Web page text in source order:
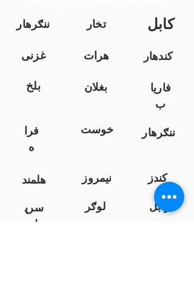
ننګرهار تخار کابل
غزنی هرات
کندهار
بلخ
بغلان
فاریا
ب
فرا
ه
خوست ننګرهار
هلمند نیمروز
کندز
سرپ
ل
لوګر زابل